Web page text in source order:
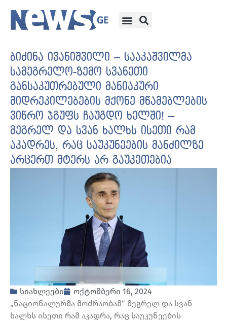
ბიძინა ივანიშვილი – სააკაშვილმა
სამეგრელო-ზემო სვანეთი
განსაკუთრებული მანიაკური
მიდრეკილებების მქონე მწამებლების
ვიწრო ჯგუფს ჩაუგდო ხელში! –
მეგრელ და სვან ხალხს ისეთი რამ
აკადრეს, რაც საუკუნეების მანძილზე
არცერთ მტერს არ გაუკეთებია
სიახლეები
ოქტომბერი 16, 2024
„ნაციონალურმა მოძრაობამ“ მეგრელ და სვან
ხალხს ისეთი რამ აკადრა, რაც საუკუნეების